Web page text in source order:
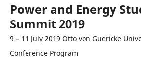
Power and Energy
Summit 2019
9 – 11 July 2019 Otto von Guericke
Conference Program